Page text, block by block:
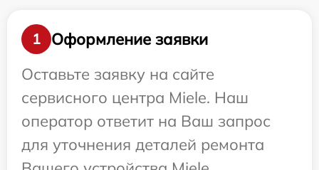
1
Оформление заявки
Оставьте заявку на сайте
сервисного центра Miele. Наш
оператор ответит на Ваш запрос
для уточнения деталей ремонта